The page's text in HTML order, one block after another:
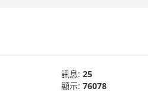
訊息: 25
顯示: 76078